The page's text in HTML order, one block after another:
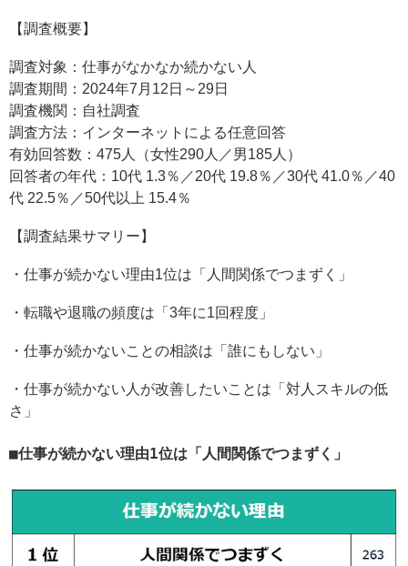
【調査概要】
調査対象：仕事がなかなか続かない人
調査期間：2024年7月12日～29日
調査機関：自社調査
調査方法：インターネットによる任意回答
有効回答数：475人（女性290人／男185人）
回答者の年代：10代 1.3％／20代 19.8％／30代 41.0％／40
代 22.5％／50代以上 15.4％
【調査結果サマリー】
・仕事が続かない理由1位は「人間関係でつまずく」
・転職や退職の頻度は「3年に1回程度」
・仕事が続かないことの相談は「誰にもしない」
・仕事が続かない人が改善したいことは「対人スキルの低
さ」
仕事が続かない理由1位は「人間関係でつまずく」